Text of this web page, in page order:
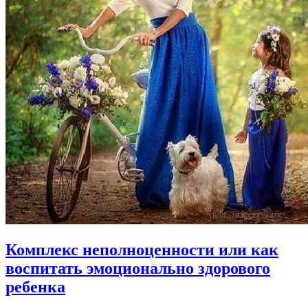
Комплекс неполноценности или как
воспитать эмоционально здорового
ребенка